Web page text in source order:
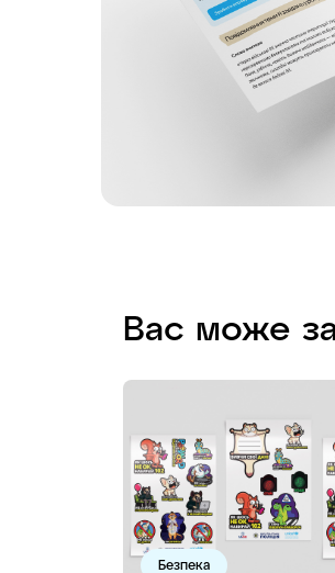
Вас може
Безпека